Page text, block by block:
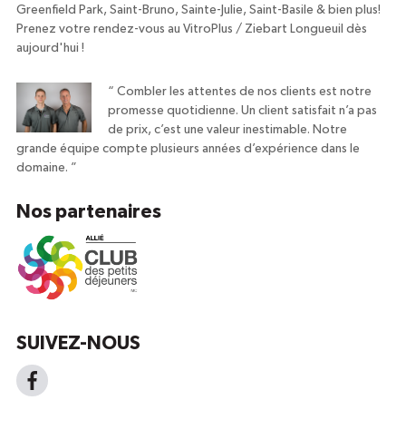
Greenfield Park, Saint-Bruno, Sainte-Julie, Saint-Basile & bien plus!
Prenez votre rendez-vous au VitroPlus / Ziebart Longueuil dès
aujourd'hui !
“ Combler les attentes de nos clients est notre
promesse quotidienne. Un client satisfait n’a pas
de prix, c’est une valeur inestimable. Notre
grande équipe compte plusieurs années d’expérience dans le
domaine. ”
Nos partenaires
SUIVEZ-NOUS